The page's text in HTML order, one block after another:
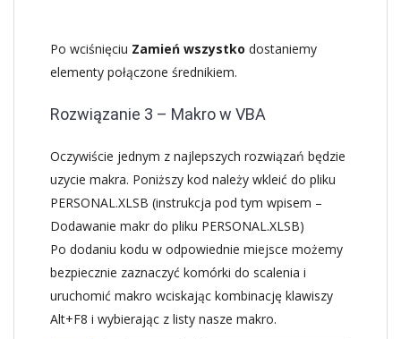
Po wciśnięciu Zamień wszystko dostaniemy
elementy połączone średnikiem.
Rozwiązanie 3 – Makro w VBA
Oczywiście jednym z najlepszych rozwiązań będzie
uzycie makra. Poniższy kod należy wkleić do pliku
PERSONAL.XLSB (instrukcja pod tym wpisem –
Dodawanie makr do pliku PERSONAL.XLSB)
Po dodaniu kodu w odpowiednie miejsce możemy
bezpiecznie zaznaczyć komórki do scalenia i
uruchomić makro wciskając kombinację klawiszy
Alt+F8 i wybierając z listy nasze makro.